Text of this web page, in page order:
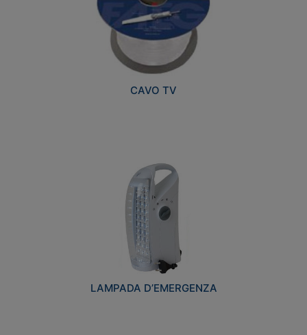
CAVO TV
LAMPADA D’EMERGENZA